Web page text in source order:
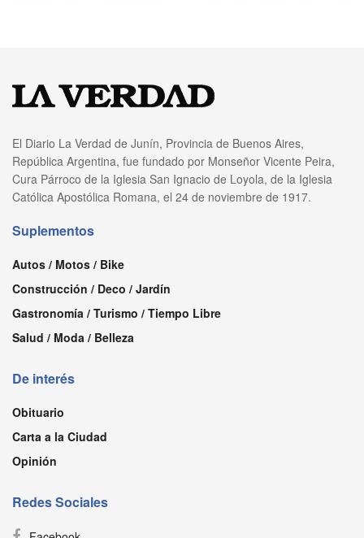
El Diario La Verdad de Junín, Provincia de Buenos Aires,
República Argentina, fue fundado por Monseñor Vicente Peira,
Cura Párroco de la Iglesia San Ignacio de Loyola, de la Iglesia
Católica Apostólica Romana, el 24 de noviembre de 1917.
Suplementos
Autos / Motos / Bike
Construcción / Deco / Jardín
Gastronomía / Turismo / Tiempo Libre
Salud / Moda / Belleza
De interés
Obituario
Carta a la Ciudad
Opinión
Redes Sociales